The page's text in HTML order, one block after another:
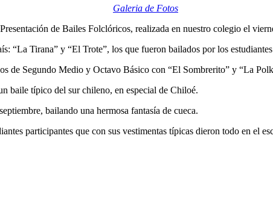
Galeria de Fotos
de Bailes Folclóricos, realizada en nuestro colegio el
“La Tirana” y “El Trote”, los que fueron bailados por los
de Segundo Medio y Octavo Básico con “El Sombrerito” y “La
baile típico del sur chileno, en especial de Chiloé.
bailando una hermosa fantasía de cueca.
participantes que con sus vestimentas típicas dieron todo en el